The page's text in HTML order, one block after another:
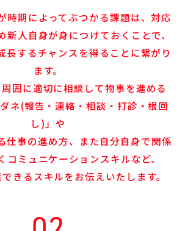
時期によってぶつかる課題は、対応
新人自身が身につけておくことで、
長するチャンスを得ることに繋がり
ます。
囲に適切に相談して物事を進める
ダネ(報告・連絡・相談・打診・根回
し)」や
仕事の進め方、また自分自身で関係
コミュニケーションスキルなど、
きるスキルをお伝えいたします。